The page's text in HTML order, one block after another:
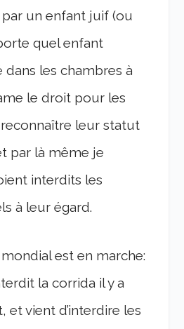
un enfant juif (ou
quel enfant
dans les chambres à
le droit pour les
leur statut
par là même je
interdits les
à leur égard.
est en marche:
la corrida il y a
et vient d’interdire les